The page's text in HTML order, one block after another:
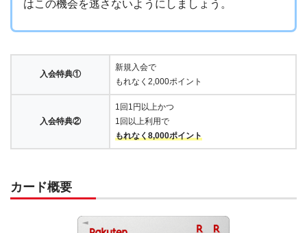
はこの機会を逃さないようにしましょう。
入会特典①
新規入会で
もれなく2,000ポイント
入会特典②
1回1円以上かつ
1回以上利用で
もれなく8,000ポイント
カード概要